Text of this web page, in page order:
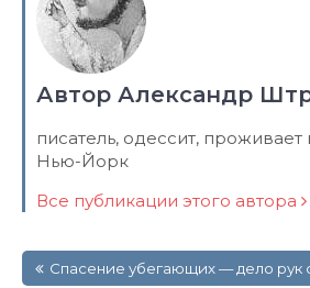
Автор Александр
писатель, одессит, проживает
Нью-Йорк
Все публикации этого автора
по Спасение убегающих — дело рук